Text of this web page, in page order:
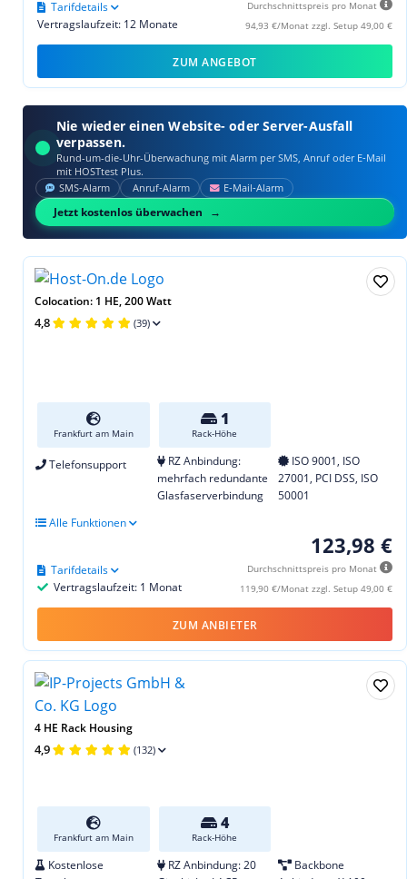
Durchschnittspreis pro Monat
94,93 €/Monat zzgl. Setup 49,00 €
Vertragslaufzeit: 12 Monate
Tarifdetails
ZUM ANGEBOT
Nie wieder einen Website- oder Server-Ausfall
verpassen.
Rund-um-die-Uhr-Überwachung mit Alarm per SMS, Anruf oder E‑Mail
mit HOSTtest Plus.
SMS‑Alarm Anruf‑Alarm E‑Mail‑Alarm
Jetzt kostenlos überwachen
Colocation: 1 HE, 200 Watt
4,8 (39)
Frankfurt am Main
1
Rack-Höhe
Telefonsupport
RZ Anbindung:
mehrfach redundante
Glasfaserverbindung
ISO 9001, ISO
27001, PCI DSS, ISO
50001
Alle Funktionen
123,98 €
Durchschnittspreis pro Monat
119,90 €/Monat zzgl. Setup 49,00 €
Vertragslaufzeit: 1 Monat
Tarifdetails
ZUM ANBIETER
4 HE Rack Housing
4,9 (132)
Frankfurt am Main
4
Rack-Höhe
Kostenlose
RZ Anbindung: 20
Backbone